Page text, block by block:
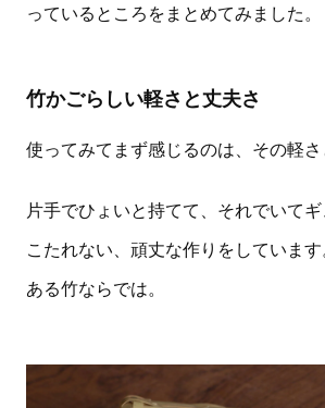
っているところをまとめてみました。
竹かごらしい軽さと丈夫さ
使ってみてまず感じるのは、その軽さ
片手でひょいと持てて、それでいて
こたれない、頑丈な作りをしていま
ある竹ならでは。